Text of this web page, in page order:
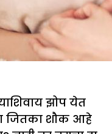
झोप येत
जितका शौक आहे